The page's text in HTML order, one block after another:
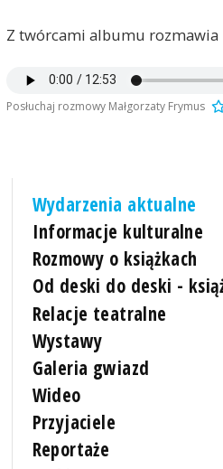
Z twórcami albumu rozmawia
Posłuchaj rozmowy Małgorzaty Frymus
Wydarzenia aktualne
Informacje kulturalne
Rozmowy o książkach
Od deski do deski -
Relacje teatralne
Wystawy
Galeria gwiazd
Wideo
Przyjaciele
Reportaże